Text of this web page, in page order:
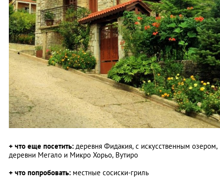
+ что еще посетить: деревня Фидакия, с искусственным озером,
деревни Мегало и Микро Хорьо, Вутиро
+ что попробовать: местные сосиски-гриль